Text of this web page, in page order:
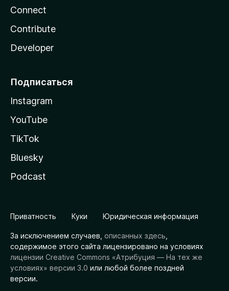
Connect
Contribute
Developer
Подписаться
Instagram
YouTube
TikTok
Bluesky
Podcast
Приватность Куки Юридическая информация
За исключением случаев, описанных здесь
содержимое этого сайта лицензировано на условиях
лицензии Creative Commons «Атрибуция — На тех же
условиях» версии 3.0 или любой более поздней
версии.